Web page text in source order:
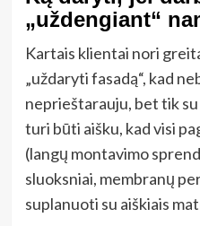
„uždengiant“
Kartais klientai nori
„uždaryti fasadą“, kad
neprieštarauju, bet tik
turi būti aišku, kad visi
(langų montavimo
sluoksniai, membranų
suplanuoti su aiškiais